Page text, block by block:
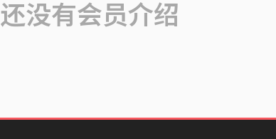
还没有会员介绍